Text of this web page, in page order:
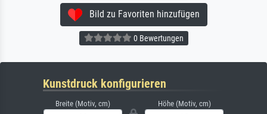
Bild zu Favoriten hinzufügen
0 Bewertungen
Kunstdruck konfigurieren
Breite (Motiv, cm) Höhe (Motiv, cm)